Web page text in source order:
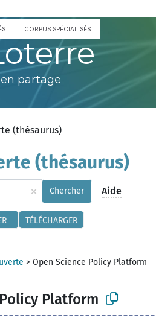
CORPUS SPÉCIALISÉS
en partage
(thésaurus)
(thésaurus)
× Chercher Aide
TÉLÉCHARGER
>Open Science Policy Platform
Platform